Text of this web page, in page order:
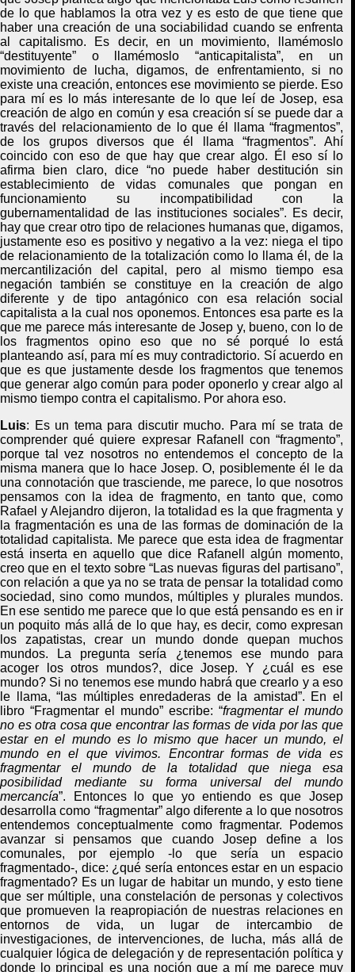
de lo que hablamos la otra vez y es esto de que tiene que
haber una creación de una sociabilidad cuando se enfrenta
al capitalismo. Es decir, en un movimiento, llamémoslo
“destituyente” o llamémoslo “anticapitalista”, en un
movimiento de lucha, digamos, de enfrentamiento, si no
existe una creación, entonces ese movimiento se pierde. Eso
para mí es lo más interesante de lo que leí de Josep, esa
creación de algo en común y esa creación sí se puede dar a
través del relacionamiento de lo que él llama “fragmentos”,
de los grupos diversos que él llama “fragmentos”. Ahí
coincido con eso de que hay que crear algo. Él eso sí lo
afirma bien claro, dice “no puede haber destitución sin
establecimiento de vidas comunales que pongan en
funcionamiento su incompatibilidad con la
gubernamentalidad de las instituciones sociales”. Es decir,
hay que crear otro tipo de relaciones humanas que, digamos,
justamente eso es positivo y negativo a la vez: niega el tipo
de relacionamiento de la totalización como lo llama él, de la
mercantilización del capital, pero al mismo tiempo esa
negación también se constituye en la creación de algo
diferente y de tipo antagónico con esa relación social
capitalista a la cual nos oponemos. Entonces esa parte es la
que me parece más interesante de Josep y, bueno, con lo de
los fragmentos opino eso que no sé porqué lo está
planteando así, para mí es muy contradictorio. Sí acuerdo en
que es que justamente desde los fragmentos que tenemos
que generar algo común para poder oponerlo y crear algo al
mismo tiempo contra el capitalismo. Por ahora eso.
Luis: Es un tema para discutir mucho. Para mí se trata de
comprender qué quiere expresar Rafanell con “fragmento”,
porque tal vez nosotros no entendemos el concepto de la
misma manera que lo hace Josep. O, posiblemente él le da
una connotación que trasciende, me parece, lo que nosotros
pensamos con la idea de fragmento, en tanto que, como
Rafael y Alejandro dijeron, la totalidad es la que fragmenta y
la fragmentación es una de las formas de dominación de la
totalidad capitalista. Me parece que esta idea de fragmentar
está inserta en aquello que dice Rafanell algún momento,
creo que en el texto sobre “Las nuevas figuras del partisano”,
con relación a que ya no se trata de pensar la totalidad como
sociedad, sino como mundos, múltiples y plurales mundos.
En ese sentido me parece que lo que está pensando es en ir
un poquito más allá de lo que hay, es decir, como expresan
los zapatistas, crear un mundo donde quepan muchos
mundos. La pregunta sería ¿tenemos ese mundo para
acoger los otros mundos?, dice Josep. Y ¿cuál es ese
mundo? Si no tenemos ese mundo habrá que crearlo y a eso
le llama, “las múltiples enredaderas de la amistad”. En el
libro “Fragmentar el mundo” escribe: “fragmentar el mundo
no es otra cosa que encontrar las formas de vida por las que
estar en el mundo es lo mismo que hacer un mundo, el
mundo en el que vivimos. Encontrar formas de vida es
fragmentar el mundo de la totalidad que niega esa
posibilidad mediante su forma universal del mundo
mercancía”. Entonces lo que yo entiendo es que Josep
desarrolla como “fragmentar” algo diferente a lo que nosotros
entendemos conceptualmente como fragmentar. Podemos
avanzar si pensamos que cuando Josep define a los
comunales, por ejemplo -lo que sería un espacio
fragmentado-, dice: ¿qué sería entonces estar en un espacio
fragmentado? Es un lugar de habitar un mundo, y esto tiene
que ser múltiple, una constelación de personas y colectivos
que promueven la reapropiación de nuestras relaciones en
entornos de vida, un lugar de intercambio de
investigaciones, de intervenciones, de lucha, más allá de
cualquier lógica de delegación y de representación política y
donde lo principal es una noción que a mí me parece muy